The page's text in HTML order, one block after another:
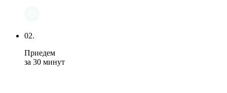
02.
Приедем
за 30 минут